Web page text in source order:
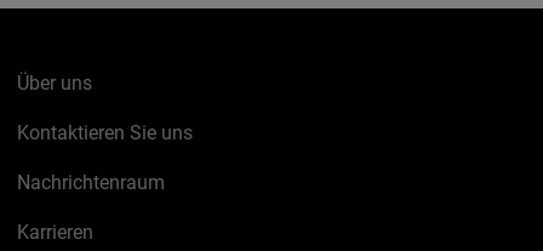
Über uns
Kontaktieren Sie uns
Nachrichtenraum
Karrieren